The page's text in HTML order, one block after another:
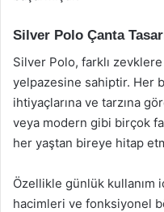
Silver Polo Çanta
Silver Polo, farklı
yelpazesine sahiptir. Her
ihtiyaçlarına ve tarzına
veya modern gibi birçok
her yaştan bireye hitap
Özellikle günlük kullanım
hacimleri ve fonksiyonel